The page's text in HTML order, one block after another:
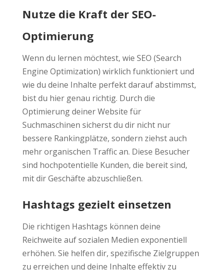
Nutze die Kraft der SEO-
Optimierung
Wenn du lernen möchtest, wie SEO (Search
Engine Optimization) wirklich funktioniert und
wie du deine Inhalte perfekt darauf abstimmst,
bist du hier genau richtig. Durch die
Optimierung deiner Website für
Suchmaschinen sicherst du dir nicht nur
bessere Rankingplätze, sondern ziehst auch
mehr organischen Traffic an. Diese Besucher
sind hochpotentielle Kunden, die bereit sind,
mit dir Geschäfte abzuschließen.
Hashtags gezielt einsetzen
Die richtigen Hashtags können deine
Reichweite auf sozialen Medien exponentiell
erhöhen. Sie helfen dir, spezifische Zielgruppen
zu erreichen und deine Inhalte effektiv zu